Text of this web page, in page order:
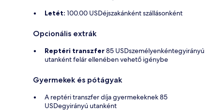
Letét: 100.00 USDéjszakánként szállásonként
Opcionális extrák
Reptéri transzfer85 USDszemélyenkéntegyirányú
utanként felár ellenében vehető igénybe
Gyermekek és pótágyak
A reptéri transzfer díja gyermekeknek 85
USDegyirányú utanként